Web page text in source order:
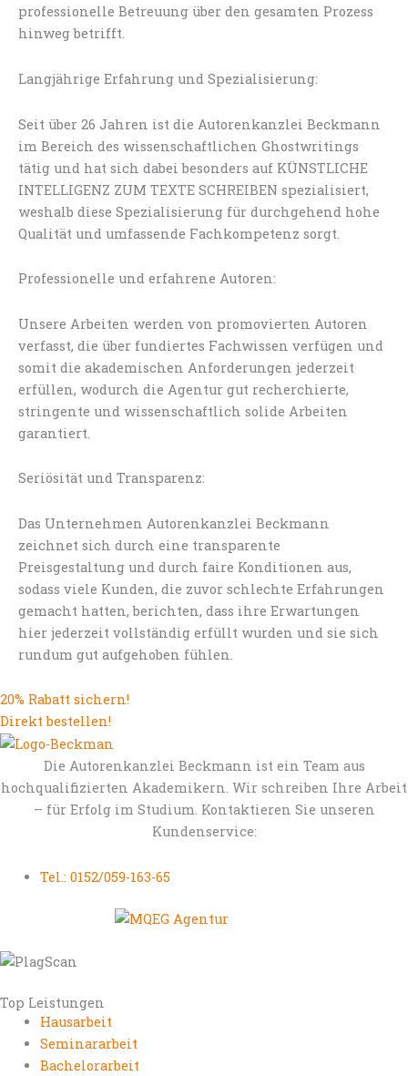
professionelle Betreuung über den gesamten Prozess
hinweg betrifft.
Langjährige Erfahrung und Spezialisierung:
Seit über 26 Jahren ist die Autorenkanzlei Beckmann
im Bereich des wissenschaftlichen Ghostwritings
tätig und hat sich dabei besonders auf KÜNSTLICHE
INTELLIGENZ ZUM TEXTE SCHREIBEN spezialisiert,
weshalb diese Spezialisierung für durchgehend hohe
Qualität und umfassende Fachkompetenz sorgt.
Professionelle und erfahrene Autoren:
Unsere Arbeiten werden von promovierten Autoren
verfasst, die über fundiertes Fachwissen verfügen und
somit die akademischen Anforderungen jederzeit
erfüllen, wodurch die Agentur gut recherchierte,
stringente und wissenschaftlich solide Arbeiten
garantiert.
Seriösität und Transparenz:
Das Unternehmen Autorenkanzlei Beckmann
zeichnet sich durch eine transparente
Preisgestaltung und durch faire Konditionen aus,
sodass viele Kunden, die zuvor schlechte Erfahrungen
gemacht hatten, berichten, dass ihre Erwartungen
hier jederzeit vollständig erfüllt wurden und sie sich
rundum gut aufgehoben fühlen.
20% Rabatt sichern!
Direkt bestellen!
Die Autorenkanzlei Beckmann ist ein Team aus
hochqualifizierten Akademikern. Wir schreiben Ihre Arbeit
– für Erfolg im Studium. Kontaktieren Sie unseren
Kundenservice:
Tel.: 0152/059-163-65
Top Leistungen
Hausarbeit
Seminararbeit
Bachelorarbeit